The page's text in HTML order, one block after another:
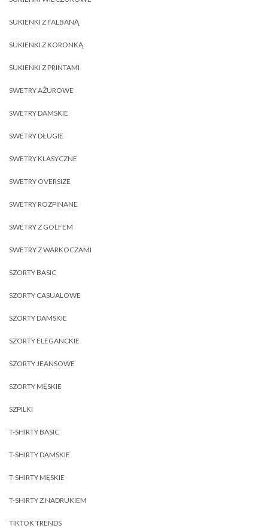
SUKIENKI Z FALBANĄ
SUKIENKI Z KORONKĄ
SUKIENKI Z PRINTAMI
SWETRY AŻUROWE
SWETRY DAMSKIE
SWETRY DŁUGIE
SWETRY KLASYCZNE
SWETRY OVERSIZE
SWETRY ROZPINANE
SWETRY Z GOLFEM
SWETRY Z WARKOCZAMI
SZORTY BASIC
SZORTY CASUALOWE
SZORTY DAMSKIE
SZORTY ELEGANCKIE
SZORTY JEANSOWE
SZORTY MĘSKIE
SZPILKI
T-SHIRTY BASIC
T-SHIRTY DAMSKIE
T-SHIRTY MĘSKIE
T-SHIRTY Z NADRUKIEM
TIKTOK TRENDS